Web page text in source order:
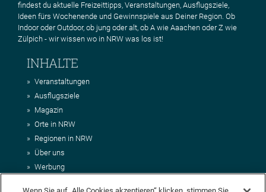
findest du aktuelle Freizeittipps, Veranstaltungen, Ausflugsziele,
Ideen fürs Wochenende und Gewinnspiele aus Deiner Region. Ob
Indoor oder Outdoor, ob jung oder alt, ob A wie Aaachen oder Z wie
Zülpich - wir wissen wo in NRW was los ist!
INHALTE
Veranstaltungen
Ausflugsziele
Magazin
Orte in NRW
Regionen in NRW
Über uns
Werbung